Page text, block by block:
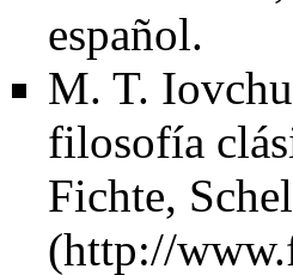
español.
M. T.
filosofía
Fichte,